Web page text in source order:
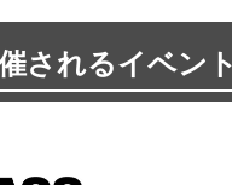
されるイベント